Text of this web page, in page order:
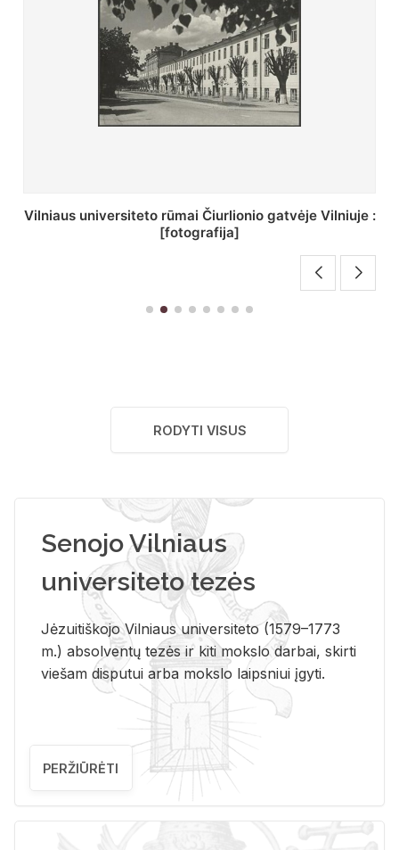
St. Batoro universiteto J. Pilsudskio kolegija :
[fotografija]
RODYTI VISUS
Senojo Vilniaus
universiteto tezės
Jėzuitiškojo Vilniaus universiteto (1579–1773
m.) absolventų tezės ir kiti mokslo darbai, skirti
viešam disputui arba mokslo laipsniui įgyti.
PERŽIŪRĖTI